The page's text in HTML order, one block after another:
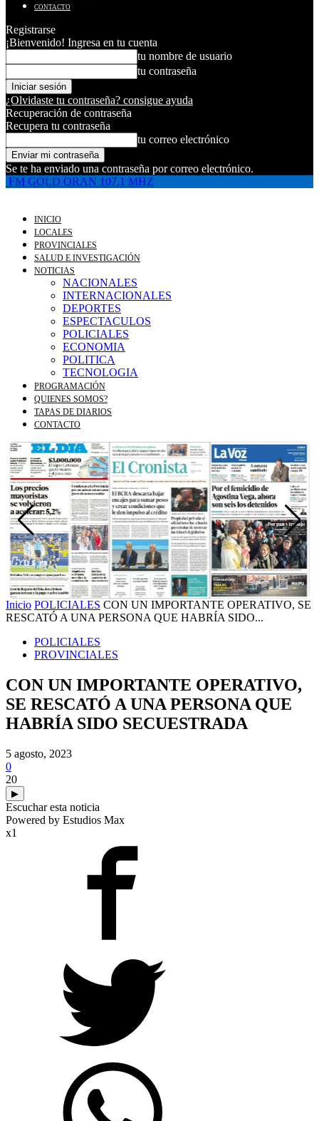
CONTACTO
Registrarse
¡Bienvenido! Ingresa en tu cuenta
tu nombre de usuario
tu contraseña
¿Olvidaste tu contraseña? consigue ayuda
Recuperación de contraseña
Recupera tu contraseña
tu correo electrónico
Se te ha enviado una contraseña por correo electrónico.
FM GOLD ORAN 107.1 MHZ
INICIO
LOCALES
PROVINCIALES
SALUD E INVESTIGACIÓN
NOTICIAS
NACIONALES
INTERNACIONALES
DEPORTES
ESPECTACULOS
POLICIALES
ECONOMIA
POLITICA
TECNOLOGIA
PROGRAMACIÓN
QUIENES SOMOS?
TAPAS DE DIARIOS
CONTACTO
Inicio POLICIALES CON UN IMPORTANTE OPERATIVO, SE
RESCATÓ A UNA PERSONA QUE HABRÍA SIDO...
POLICIALES
PROVINCIALES
CON UN IMPORTANTE OPERATIVO,
SE RESCATÓ A UNA PERSONA QUE
HABRÍA SIDO SECUESTRADA
5 agosto, 2023
0
20
▶
Escuchar esta noticia
Powered by Estudios Max
x1